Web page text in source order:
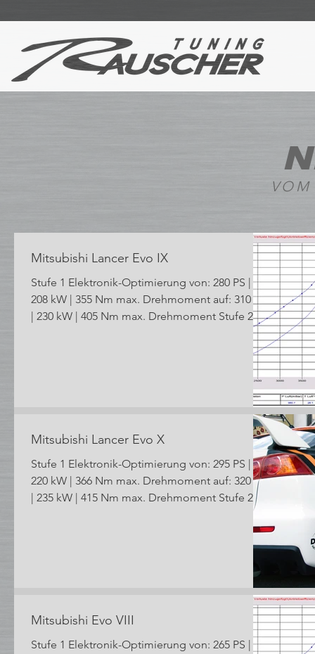
VOM
Mitsubishi Lancer Evo IX
Stufe 1 Elektronik-Optimierung von: 280 PS |
208 kW | 355 Nm max. Drehmoment auf: 310 PS
| 230 kW | 405 Nm max. Drehmoment Stufe 2...
Mitsubishi Lancer Evo X
Stufe 1 Elektronik-Optimierung von: 295 PS |
220 kW | 366 Nm max. Drehmoment auf: 320 PS
| 235 kW | 415 Nm max. Drehmoment Stufe 2...
Mitsubishi Evo VIII
Stufe 1 Elektronik-Optimierung von: 265 PS |